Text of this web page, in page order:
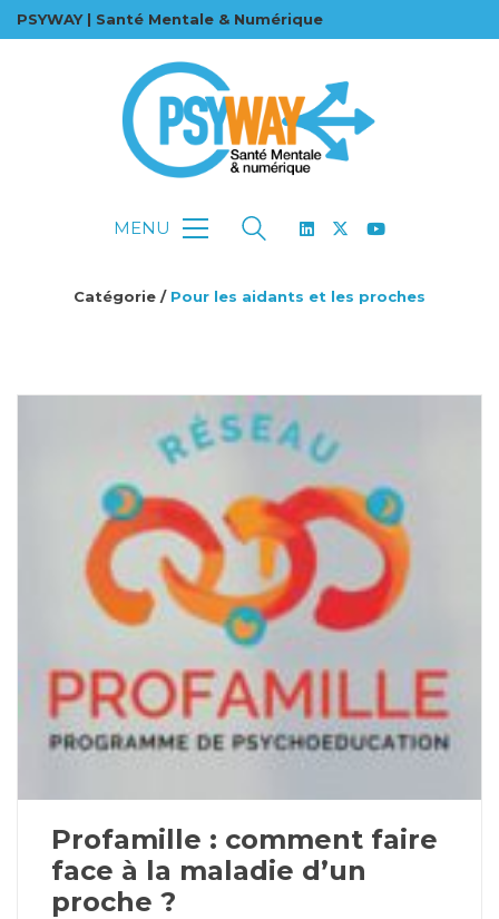
PSYWAY | Santé Mentale & Numérique
MENU
Catégorie / Pour les aidants et les proches
Profamille : comment faire
face à la maladie d’un
proche ?